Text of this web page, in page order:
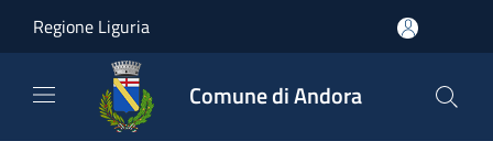
Regione Liguria
Comune di Andora